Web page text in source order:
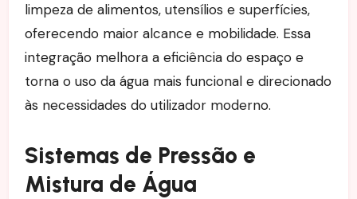
limpeza de alimentos, utensílios e superfícies,
oferecendo maior alcance e mobilidade. Essa
integração melhora a eficiência do espaço e
torna o uso da água mais funcional e direcionado
às necessidades do utilizador moderno.
Sistemas de Pressão e
Mistura de Água